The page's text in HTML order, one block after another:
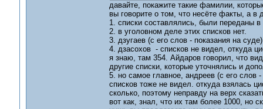
давайте, покажите такие фамилии,
вы говорите о том, что несёте факты, а в
1. списки составлялись, были переданы
2. в уголовном деле этих списков нет.
3. дзугаев (с его слов - показания на
4. дзасохов - списков не видел, откуда
я знаю, там 354. Айдаров говорил, что
другие списки, которые уточнялись и
5. но самое главное, андреев (с его слов
списков тоже не видел. откуда взялась
сколько, поэтому неправду на верх
вот как, знал, что их там более 1000, но